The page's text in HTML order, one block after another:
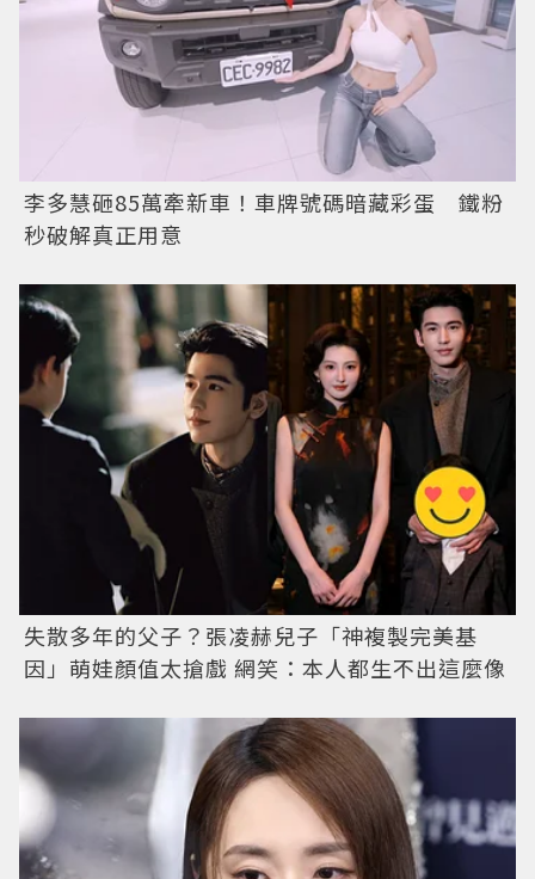
李多慧砸85萬牽新車！車牌號碼暗藏彩蛋 鐵粉
秒破解真正用意
失散多年的父子？張凌赫兒子「神複製完美基
因」萌娃顏值太搶戲 網笑：本人都生不出這麼像